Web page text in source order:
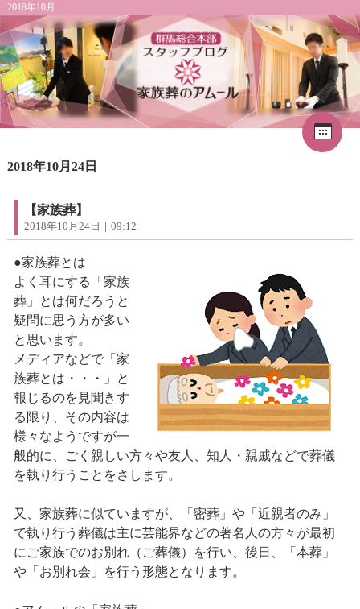
2018年10月
1
2
3
16
17
23
24
2018年10月24日
【家族葬】
2018年10月24日｜09:12
●家族葬とは
よく耳にする「家族
葬」とは何だろうと
疑問に思う方が多い
と思います。
メディアなどで「家
族葬とは・・・」と
報じるのを見聞きす
る限り、その内容は
様々なようですが一
般的に、ごく親しい方々や友人、知人・親戚などで葬儀
を執り行うことをさします。
又、家族葬に似ていますが、「密葬」や「近親者のみ」
で執り行う葬儀は主に芸能界などの著名人の方々が最初
にご家族でのお別れ（ご葬儀）を行い、後日、「本葬」
や「お別れ会」を行う形態となります。